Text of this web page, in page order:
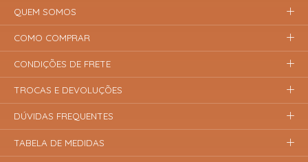
QUEM SOMOS
COMO COMPRAR
CONDIÇÕES DE FRETE
TROCAS E DEVOLUÇÕES
DÚVIDAS FREQUENTES
TABELA DE MEDIDAS